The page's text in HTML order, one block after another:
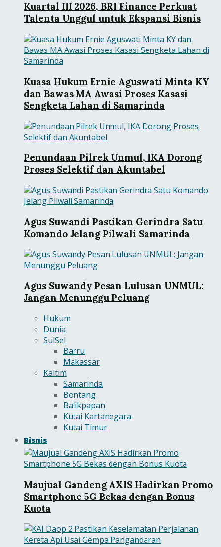
Kuartal III 2026, BRI Finance Perkuat
Talenta Unggul untuk Ekspansi Bisnis
Kuasa Hukum Ernie Aguswati Minta KY
dan Bawas MA Awasi Proses Kasasi
Sengketa Lahan di Samarinda
Penundaan Pilrek Unmul, IKA Dorong
Proses Selektif dan Akuntabel
Agus Suwandi Pastikan Gerindra Satu
Komando Jelang Pilwali Samarinda
Agus Suwandy Pesan Lulusan UNMUL:
Jangan Menunggu Peluang
Hukum
Dunia
SulSel
Barru
Makassar
Kaltim
Samarinda
Bontang
Balikpapan
Kutai Kartanegara
Kutai Timur
Bisnis
Maujual Gandeng AXIS Hadirkan Promo
Smartphone 5G Bekas dengan Bonus
Kuota